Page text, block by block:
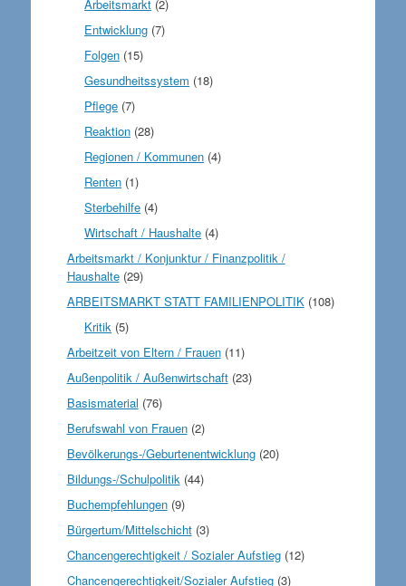
Arbeitsmarkt (2)
Entwicklung (7)
Folgen (15)
Gesundheitssystem (18)
Pflege (7)
Reaktion (28)
Regionen / Kommunen (4)
Renten (1)
Sterbehilfe (4)
Wirtschaft / Haushalte (4)
Arbeitsmarkt / Konjunktur / Finanzpolitik /
Haushalte(29)
ARBEITSMARKT STATT FAMILIENPOLITIK(108)
Kritik (5)
Arbeitzeit von Eltern / Frauen(11)
Außenpolitik / Außenwirtschaft(23)
Basismaterial (76)
Berufswahl von Frauen(2)
Bevölkerungs-/Geburtenentwicklung(20)
Bildungs-/Schulpolitik (44)
Buchempfehlungen(9)
Bürgertum/Mittelschicht(3)
Chancengerechtigkeit / Sozialer Aufstieg(12)
Chancengerechtigkeit/Sozialer Aufstieg(3)